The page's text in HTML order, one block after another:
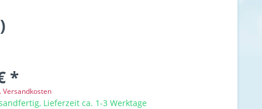
*
Versandkosten
Lieferzeit ca. 1-3 Werktage